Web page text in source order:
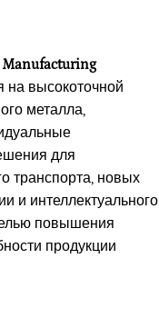
Manufacturing
на высокоточной
металла,
для
транспорта, новых
и интеллектуального
повышения
продукции